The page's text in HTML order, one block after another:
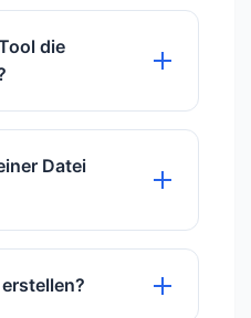
bis zu 50 MB
die
Dateien
und verarbeiten.
Datei
maximale